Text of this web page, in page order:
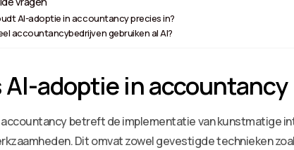
AI-adoptie in accountancy precies in?
accountancybedrijven gebruiken al AI?
AI-adoptie in accountancy
betreft de implementatie van kunstmatige
Dit omvat zowel gevestigde technieken